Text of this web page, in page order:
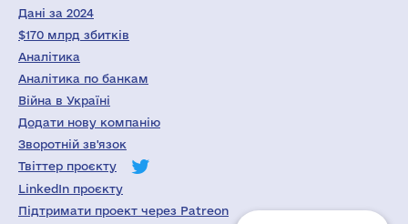
Дані за 2024
$170 млрд збитків
Аналітика
Аналітика по банкам
Війна в Україні
Додати нову компанію
Зворотній зв'язок
Твіттер проєкту
LinkedIn проєкту
Підтримати проект через Patreon